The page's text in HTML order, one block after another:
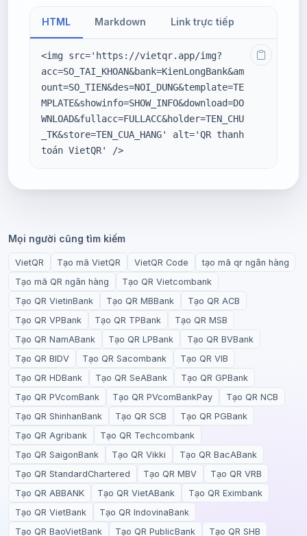
HTML Markdown Link trực tiếp
<img src='https://vietqr.app/img?
acc=SO_TAI_KHOAN&bank=KienLongBank&am
ount=SO_TIEN&des=NOI_DUNG&template=TE
MPLATE&showinfo=SHOW_INFO&download=DO
WNLOAD&fullacc=FULLACC&holder=TEN_CHU
_TK&store=TEN_CUA_HANG' alt='QR thanh
toán VietQR' />
Mọi người cũng tìm kiếm
VietQR Tạo mã VietQR VietQR Code
tạo mã qr ngân hàng
Tạo mã QR ngân hàng
Tạo QR Vietcombank
Tạo QR VietinBank
Tạo QR MBBank
Tạo QR ACB
Tạo QR VPBank
Tạo QR TPBank
Tạo QR MSB
Tạo QR NamABank
Tạo QR LPBank
Tạo QR BVBank
Tạo QR BIDV
Tạo QR Sacombank
Tạo QR VIB
Tạo QR HDBank
Tạo QR SeABank
Tạo QR GPBank
Tạo QR PVcomBank
Tạo QR PVcomBankPay
Tạo QR NCB
Tạo QR ShinhanBank
Tạo QR SCB
Tạo QR PGBank
Tạo QR Agribank
Tạo QR Techcombank
Tạo QR SaigonBank
Tạo QR Vikki
Tạo QR BacABank
Tạo QR StandardChartered
Tạo QR MBV
Tạo QR VRB
Tạo QR ABBANK
Tạo QR VietABank
Tạo QR Eximbank
Tạo QR VietBank
Tạo QR IndovinaBank
Tạo QR BaoVietBank
Tạo QR PublicBank Tạo QR SHB